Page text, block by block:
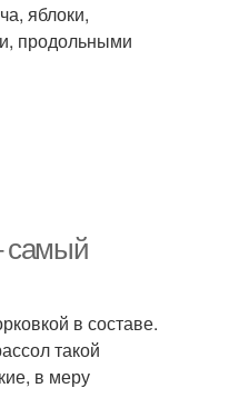
яблоки,
продольными
самый
в составе.
такой
в меру